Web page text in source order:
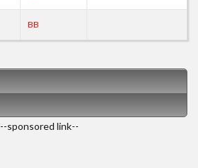
BB
--sponsored link--